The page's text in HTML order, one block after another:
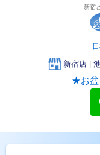
新宿
新宿店|
★お盆